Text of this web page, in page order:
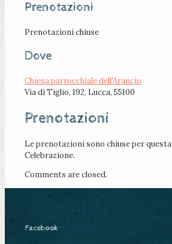
Prenotazioni
Prenotazioni chiuse
Dove
Chiesa parrocchiale dell'Arancio
Via di Tiglio, 192, Lucca, 55100
Prenotazioni
Le prenotazioni sono chiuse per questa
Celebrazione.
Comments are closed.
Facebook